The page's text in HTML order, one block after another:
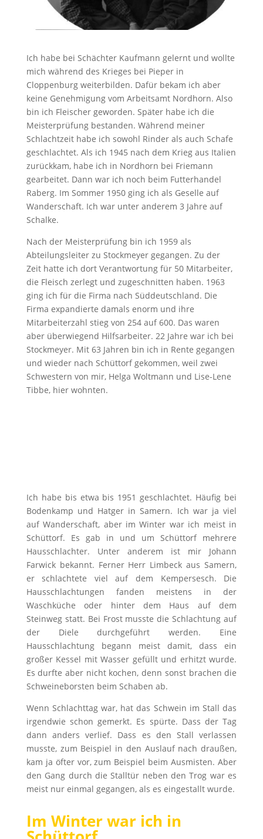
Ich habe bei Schächter Kaufmann gelernt und wollte
mich während des Krieges bei Pieper in
Cloppenburg weiterbilden. Dafür bekam ich aber
keine Genehmigung vom Arbeitsamt Nordhorn. Also
bin ich Fleischer geworden. Später habe ich die
Meisterprüfung bestanden. Während meiner
Schlachtzeit habe ich sowohl Rinder als auch Schafe
geschlachtet. Als ich 1945 nach dem Krieg aus Italien
zurückkam, habe ich in Nordhorn bei Friemann
gearbeitet. Dann war ich noch beim Futterhandel
Raberg. Im Sommer 1950 ging ich als Geselle auf
Wanderschaft. Ich war unter anderem 3 Jahre auf
Schalke.
Nach der Meisterprüfung bin ich 1959 als
Abteilungsleiter zu Stockmeyer gegangen. Zu der
Zeit hatte ich dort Verantwortung für 50 Mitarbeiter,
die Fleisch zerlegt und zugeschnitten haben. 1963
ging ich für die Firma nach Süddeutschland. Die
Firma expandierte damals enorm und ihre
Mitarbeiterzahl stieg von 254 auf 600. Das waren
aber überwiegend Hilfsarbeiter. 22 Jahre war ich bei
Stockmeyer. Mit 63 Jahren bin ich in Rente gegangen
und wieder nach Schüttorf gekommen, weil zwei
Schwestern von mir, Helga Woltmann und Lise-Lene
Tibbe, hier wohnten.
Ich habe bis etwa bis 1951 geschlachtet. Häufig bei
Bodenkamp und Hatger in Samern. Ich war ja viel
auf Wanderschaft, aber im Winter war ich meist in
Schüttorf. Es gab in und um Schüttorf mehrere
Hausschlachter. Unter anderem ist mir Johann
Farwick bekannt. Ferner Herr Limbeck aus Samern,
er schlachtete viel auf dem Kempersesch. Die
Hausschlachtungen fanden meistens in der
Waschküche oder hinter dem Haus auf dem
Steinweg statt. Bei Frost musste die Schlachtung auf
der Diele durchgeführt werden. Eine
Hausschlachtung begann meist damit, dass ein
großer Kessel mit Wasser gefüllt und erhitzt wurde.
Es durfte aber nicht kochen, denn sonst brachen die
Schweineborsten beim Schaben ab.
Wenn Schlachttag war, hat das Schwein im Stall das
irgendwie schon gemerkt. Es spürte. Dass der Tag
dann anders verlief. Dass es den Stall verlassen
musste, zum Beispiel in den Auslauf nach draußen,
kam ja öfter vor, zum Beispiel beim Ausmisten. Aber
den Gang durch die Stalltür neben den Trog war es
meist nur einmal gegangen, als es eingestallt wurde.
Im Winter war ich in